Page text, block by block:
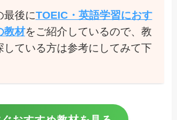
最後にTOEIC・英語学習におす
教材をご紹介しているので、教
している方は参考にしてみて下